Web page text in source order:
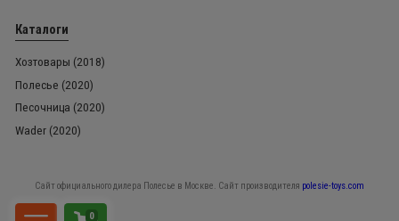
Каталоги
Хозтовары (2018)
Полесье (2020)
Песочница (2020)
Wader (2020)
Сайт официального дилера Полесье в Москве. Сайт производителя polesie-toys.com
0